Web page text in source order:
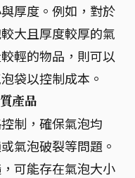
厚度。例如，對於
大且厚度較厚的氣
輕的物品，則可以
袋以控制成本。
產品
制，確保氣泡均
氣泡破裂等問題。
可能存在氣泡大小